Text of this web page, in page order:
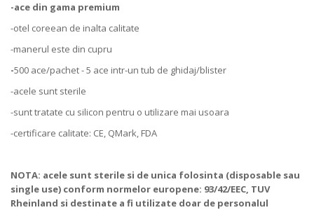
-ace din gama premium
-otel coreean de inalta calitate
-manerul este din cupru
-500 ace/pachet - 5 ace intr-un tub de ghidaj/blister
-acele sunt sterile
-sunt tratate cu silicon pentru o utilizare mai usoara
-certificare calitate: CE, QMark, FDA
NOTA: acele sunt sterile si de unica folosinta (disposable sau
single use) conform normelor europene: 93/42/EEC, TUV
Rheinland si destinate a fi utilizate doar de personalul